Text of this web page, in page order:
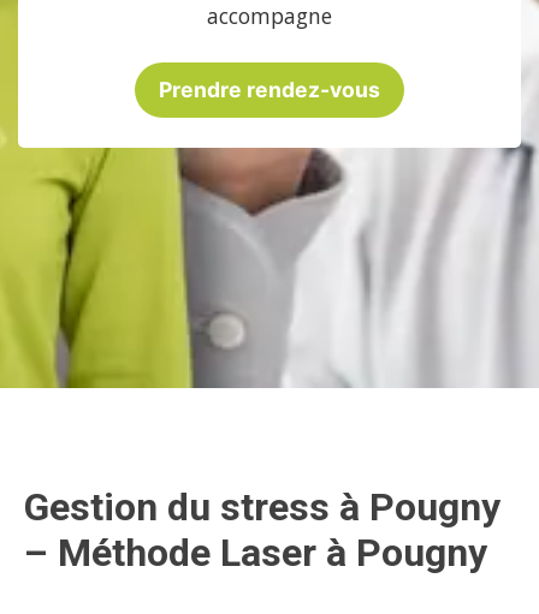
accompagne
Prendre rendez-vous
Gestion du stress à Pougny
– Méthode Laser à Pougny